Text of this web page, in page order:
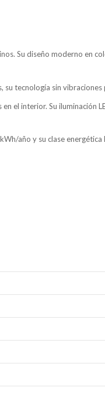
Su diseño moderno en
tecnología sin
el interior. Su iluminación
año y su clase